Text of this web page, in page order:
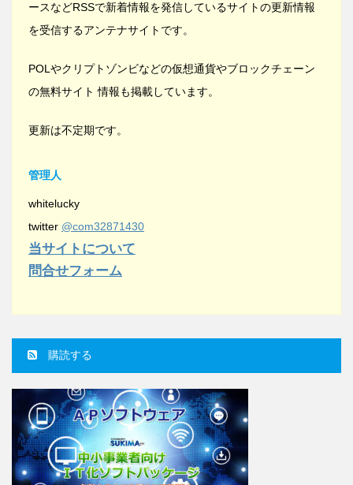
ースなどRSSで新着情報を発信しているサイトの更新情報
を受信するアンテナサイトです。
POLやクリプトゾンビなどの仮想通貨やブロックチェーン
の無料サイト 情報も掲載しています。
更新は不定期です。
管理人
whitelucky
twitter @com32871430
当サイトについて
問合せフォーム
購読する